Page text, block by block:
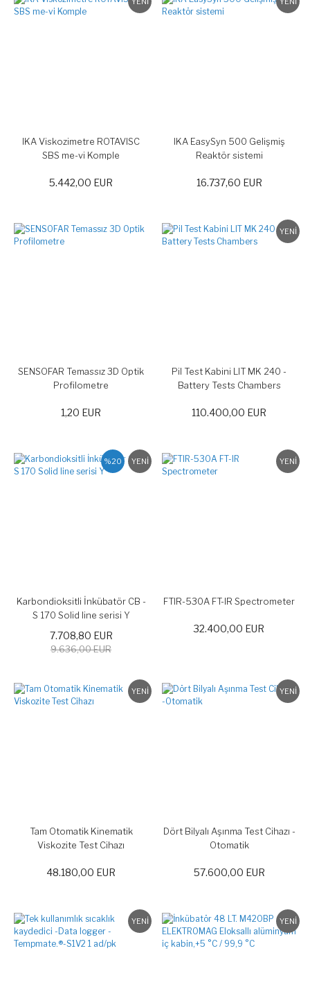
IKA Viskozimetre ROTAVISC
SBS me-vi Komple
5.442,00 EUR
IKA EasySyn 500 Gelişmiş
Reaktör sistemi
16.737,60 EUR
SENSOFAR Temassız 3D Optik
Profilometre
1,20 EUR
YENİ
Pil Test Kabini LIT MK 240 -
Battery Tests Chambers
110.400,00 EUR
%20 YENİ
Karbondioksitli İnkübatör CB -
S 170 Solid line serisi Y
7.708,80 EUR
9.636,00 EUR
YENİ
FTIR-530A FT-IR Spectrometer
32.400,00 EUR
YENİ
Tam Otomatik Kinematik
Viskozite Test Cihazı
48.180,00 EUR
YENİ
Dört Bilyalı Aşınma Test Cihazı -
Otomatik
57.600,00 EUR
YENİ YENİ